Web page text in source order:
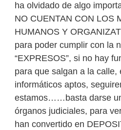
ha olvidado de algo
NO CUENTAN CON LOS
HUMANOS Y
para poder cumplir con la
“EXPRESOS”, si no hay
para que salgan a la calle,
informáticos aptos,
estamos……basta darse
órganos judiciales, para
han convertido en